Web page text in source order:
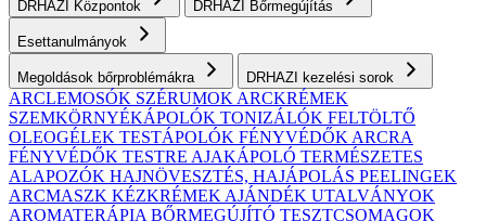
DRHAZI Központok DRHAZI Bőrmegújítás
Esettanulmányok
Megoldások bőrproblémákra DRHAZI kezelési sorok
ARCLEMOSÓK SZÉRUMOK ARCKRÉMEK
SZEMKÖRNYÉKÁPOLÓK TONIZÁLÓK FELTÖLTŐ
OLEOGÉLEK TESTÁPOLÓK FÉNYVÉDŐK ARCRA
FÉNYVÉDŐK TESTRE AJAKÁPOLÓ TERMÉSZETES
ALAPOZÓK HAJNÖVESZTÉS, HAJÁPOLÁS PEELINGEK
ARCMASZK KÉZKRÉMEK AJÁNDÉK UTALVÁNYOK
AROMATERÁPIA BŐRMEGÚJÍTÓ TESZTCSOMAGOK